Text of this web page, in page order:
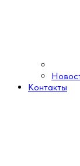
Контакты